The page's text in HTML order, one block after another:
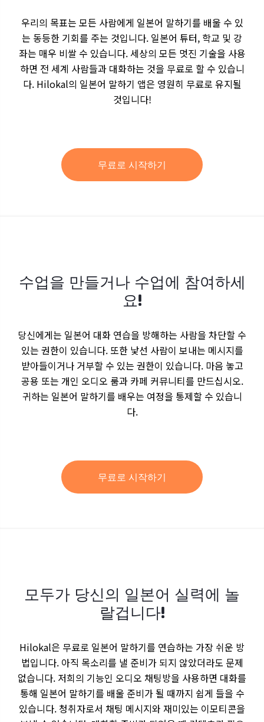
우리의 목표는 모든 사람에게 일본어 말하기를 배울 수 있
는 동등한 기회를 주는 것입니다. 일본어 튜터, 학교 및 강
좌는 매우 비쌀 수 있습니다. 세상의 모든 멋진 기술을 사용
하면 전 세계 사람들과 대화하는 것을 무료로 할 수 있습니
다. Hilokal의 일본어 말하기 앱은 영원히 무료로 유지될
것입니다!
무료로 시작하기
수업을 만들거나 수업에 참여하세
요!
당신에게는 일본어 대화 연습을 방해하는 사람을 차단할 수
있는 권한이 있습니다. 또한 낯선 사람이 보내는 메시지를
받아들이거나 거부할 수 있는 권한이 있습니다. 마음 놓고
공용 또는 개인 오디오 룸과 카페 커뮤니티를 만드십시오.
귀하는 일본어 말하기를 배우는 여정을 통제할 수 있습니
다.
무료로 시작하기
모두가 당신의 일본어 실력에 놀
랄겁니다!
Hilokal은 무료로 일본어 말하기를 연습하는 가장 쉬운 방
법입니다. 아직 목소리를 낼 준비가 되지 않았더라도 문제
없습니다. 저희의 기능인 오디오 채팅방을 사용하면 대화를
통해 일본어 말하기를 배울 준비가 될 때까지 쉽게 들을 수
있습니다. 청취자로서 채팅 메시지와 재미있는 이모티콘을